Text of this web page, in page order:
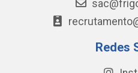
Redes